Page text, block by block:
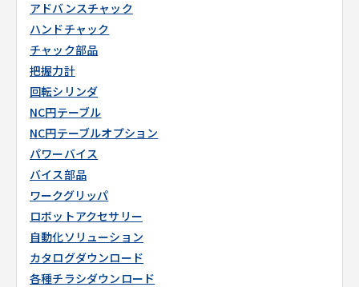
アドバンスチャック
ハンドチャック
チャック部品
把握力計
回転シリンダ
NC円テーブル
NC円テーブルオプション
パワーバイス
バイス部品
ワークグリッパ
ロボットアクセサリー
自動化ソリューション
カタログダウンロード
各種チラシダウンロード